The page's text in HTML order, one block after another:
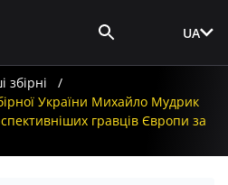
UA
збірні
України Михайло Мудрик
гравців Європи за